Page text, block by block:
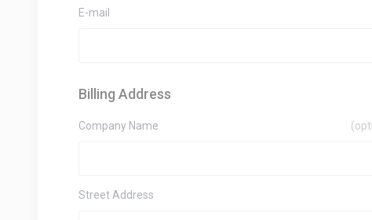
E-mail
Billing Address
Company Name
Street Address